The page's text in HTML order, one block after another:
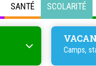
SANTÉ SCOLARITÉ
Camps,